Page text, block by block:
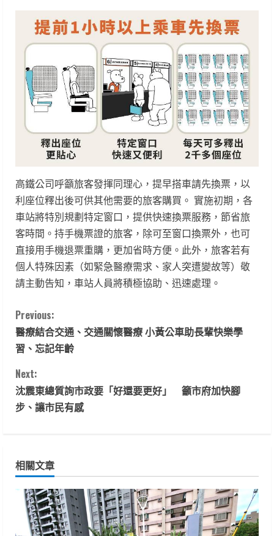
高鐵公司呼籲旅客發揮同理心，提早搭車請先換票，以
利座位釋出後可供其他需要的旅客購買。 實施初期，各
車站將特別規劃特定窗口，提供快速換票服務，節省旅
客時間。持手機票證的旅客，除可至窗口換票外，也可
直接用手機退票重購，更加省時方便。此外，旅客若有
個人特殊因素（如緊急醫療需求、家人突遭變故等）敬
請主動告知，車站人員將積極協助、迅速處理。
C
o
n
t
u
e
Previous:
醫療結合交通、交通關懷醫療 小黃公車助長輩快樂學
習、忘記年齡
Next:
沈震東總質詢市政要「好還要更好」 籲市府加快腳
步、讓市民有感
相關文章